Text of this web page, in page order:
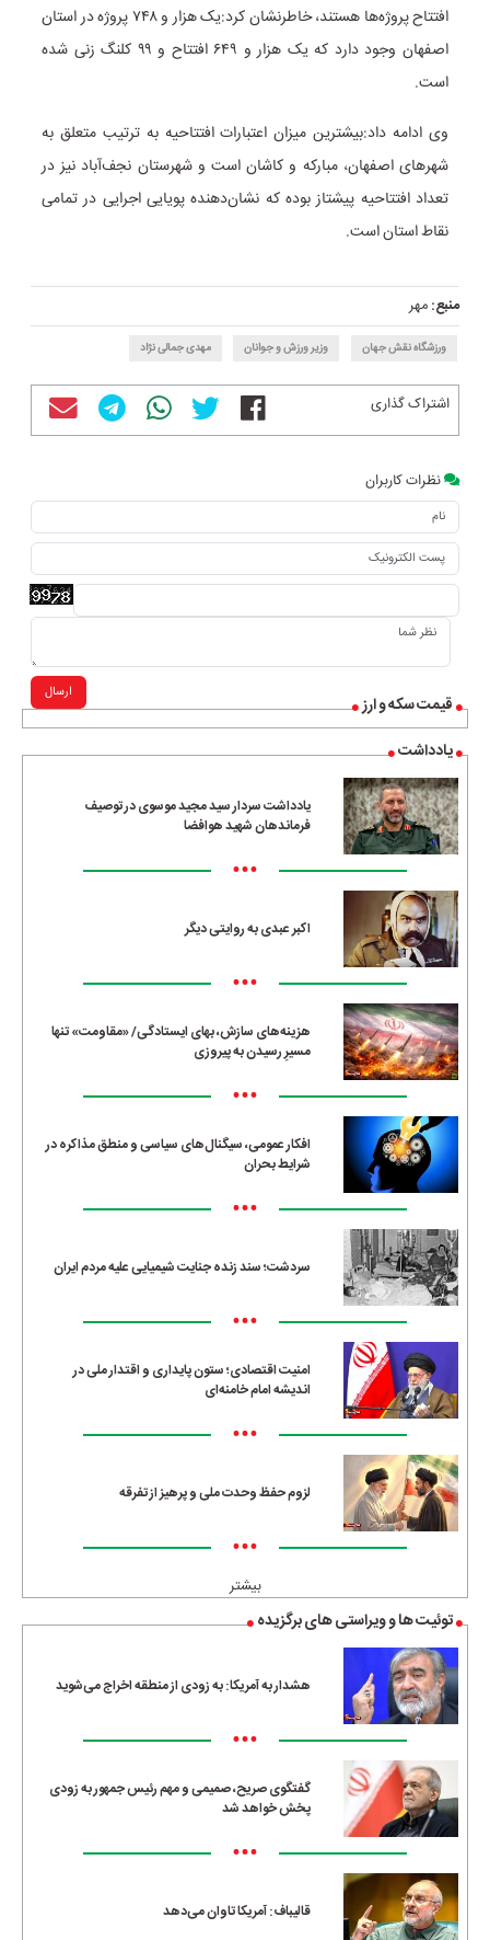
قیمت سکه و ارز
یادداشت
یادداشت سردار سید مجید موسوی در توصیف
فرماندهان شهید هوافضا
•••
اکبر عبدی به روایتی دیگر
•••
هزینه‌های سازش، بهای ایستادگی/ «مقاومت» تنها
مسیرِ رسیدن به پیروزی
•••
افکار عمومی، سیگنال‌های سیاسی و منطق مذاکره در
شرایط بحران
•••
سردشت؛ سند زنده جنایت شیمیایی علیه مردم ایران
•••
امنیت اقتصادی؛ ستون پایداری و اقتدار ملی در
اندیشه امام خامنه‌ای
•••
لزوم حفظ وحدت ملی و پرهیز از تفرقه
•••
بیشتر
توئیت ها و ویراستی های برگزیده
هشدار به آمریکا: به زودی از منطقه اخراج می‌شوید
•••
گفتگوی صریح، صمیمی و مهم رئیس جمهور به زودی
پخش خواهد شد
•••
قالیباف: آمریکا تاوان می‌دهد
افتتاح پروژه‌ها هستند، خاطرنشان کرد:یک هزار و ۷۴۸ پروژه در استان
اصفهان وجود دارد که یک هزار و ۶۴۹ افتتاح و ۹۹ کلنگ زنی شده
است.
وی ادامه داد:بیشترین میزان اعتبارات افتتاحیه به ترتیب متعلق به
شهرهای اصفهان، مبارکه و کاشان است و شهرستان نجف‌آباد نیز در
تعداد افتتاحیه پیشتاز بوده که نشان‌دهنده پویایی اجرایی در تمامی
نقاط استان است.
منبع:مهر
ورزشگاه نقش جهان وزیر ورزش و جوانان مهدی جمالی نژاد
اشتراک گذاری
نظرات کاربران
ارسال